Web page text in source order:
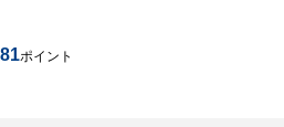
ポイント